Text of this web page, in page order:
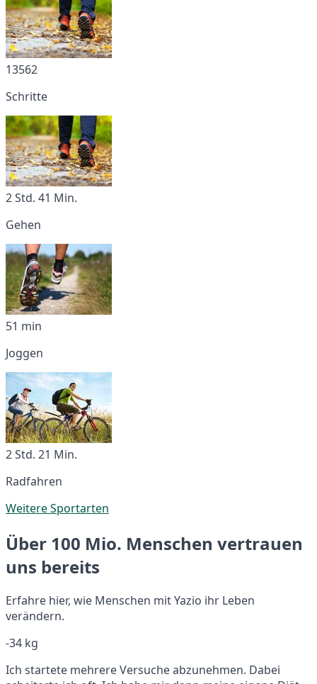
13562
Schritte
2 Std. 41 Min.
Gehen
51 min
Joggen
2 Std. 21 Min.
Radfahren
Weitere Sportarten
Über 100 Mio. Menschen vertrauen
uns bereits
Erfahre hier, wie Menschen mit Yazio ihr Leben
verändern.
-34 kg
Ich startete mehrere Versuche abzunehmen. Dabei